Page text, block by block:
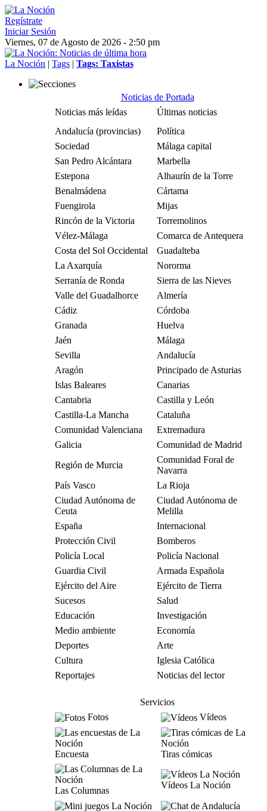
Regístrate
Iniciar Sesión
Viernes, 07 de Agosto de 2026 - 2:50 pm
La Noción | Tags | Tags: Taxistas
Noticias de Portada
Noticias más leídas
Últimas noticias
Andalucía (provincias)
Política
Sociedad
Málaga capital
San Pedro Alcántara
Marbella
Estepona
Alhaurín de la Torre
Benalmádena
Cártama
Fuengirola
Mijas
Rincón de la Victoria
Torremolinos
Vélez-Málaga
Comarca de Antequera
Costa del Sol Occidental
Guadalteba
La Axarquía
Nororma
Serranía de Ronda
Sierra de las Nieves
Valle del Guadalhorce
Almería
Cádiz
Córdoba
Granada
Huelva
Jaén
Málaga
Sevilla
Andalucía
Aragón
Principado de Asturias
Islas Baleares
Canarias
Cantabria
Castilla y León
Castilla-La Mancha
Cataluña
Comunidad Valenciana
Extremadura
Galicia
Comunidad de Madrid
Región de Murcia
Comunidad Foral de
Navarra
País Vasco
La Rioja
Ciudad Autónoma de
Ceuta
Ciudad Autónoma de
Melilla
España
Internacional
Protección Civil
Bomberos
Policía Local
Policía Nacional
Guardia Civil
Armada Española
Ejército del Aire
Ejército de Tierra
Sucesos
Salud
Educación
Investigación
Medio ambiente
Economía
Deportes
Arte
Cultura
Iglesia Católica
Reportajes
Noticias del lector
Servicios
Fotos
Vídeos
Encuesta Tiras cómicas
Las Columnas
Vídeos La Noción